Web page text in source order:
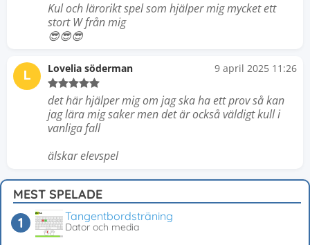
Kul och lärorikt spel som hjälper mig mycket ett
stort W från mig
😎😎😎
L Lovelia söderman 9 april 2025 11:26
det här hjälper mig om jag ska ha ett prov så kan
jag lära mig saker men det är också väldigt kull i
vanliga fall
älskar elevspel
MEST SPELADE
Tangentbordsträning
Dator och media